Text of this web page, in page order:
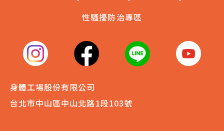
性騷擾防治專區
身體工場股份有限公司
台北市中山區中山北路1段103號